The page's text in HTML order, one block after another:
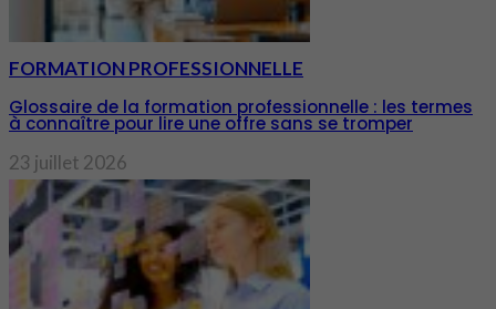
FORMATION PROFESSIONNELLE
Glossaire de la formation professionnelle : les termes
à connaître pour lire une offre sans se tromper
23 juillet 2026